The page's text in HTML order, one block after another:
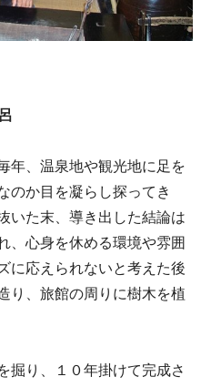
年、温泉地や観光地に足を
のか目を凝らし探ってき
いた末、導き出した結論は
、心身を休める環境や雰囲
に応えられないと考えた後
り、旅館の周りに樹木を植
り、１０年掛けて完成さ